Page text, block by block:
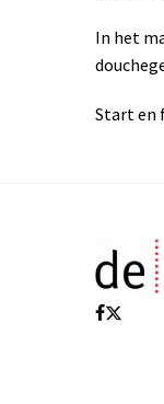
In het
Start en